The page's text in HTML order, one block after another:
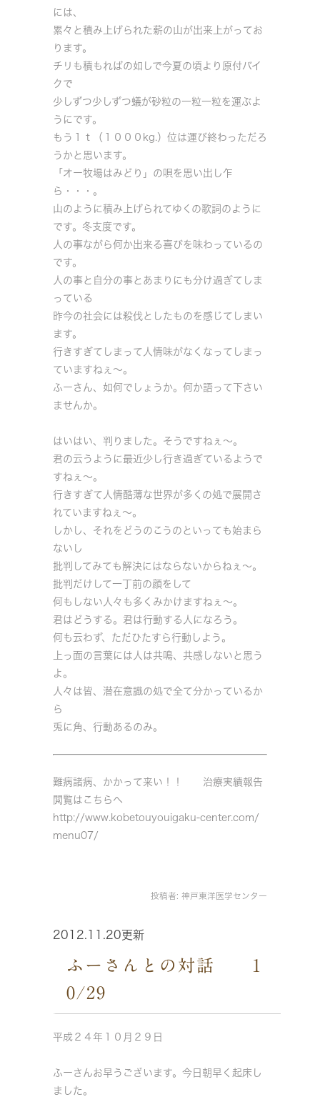
には、
累々と積み上げられた薪の山が出来上がってお
ります。
チリも積もればの如しで今夏の頃より原付バイ
クで
少しずつ少しずつ蟻が砂粒の一粒一粒を運ぶよ
うにです。
もう１ｔ（１０００kg.）位は運び終わっただろ
うかと思います。
「オー牧場はみどり」の唄を思い出し乍
ら・・・。
山のように積み上げられてゆくの歌詞のように
です。冬支度です。
人の事ながら何か出来る喜びを味わっているの
です。
人の事と自分の事とあまりにも分け過ぎてしま
っている
昨今の社会には殺伐としたものを感じてしまい
ます。
行きすぎてしまって人情味がなくなってしまっ
ていますねぇ～。
ふーさん、如何でしょうか。何か語って下さい
ませんか。
はいはい、判りました。そうですねぇ～。
君の云うように最近少し行き過ぎているようで
すねぇ～。
行きすぎて人情酷薄な世界が多くの処で展開さ
れていますねぇ～。
しかし、それをどうのこうのといっても始まら
ないし
批判してみても解決にはならないからねぇ～。
批判だけして一丁前の顔をして
何もしない人々も多くみかけますねぇ～。
君はどうする。君は行動する人になろう。
何も云わず、ただひたすら行動しよう。
上っ面の言葉には人は共鳴、共感しないと思う
よ。
人々は皆、潜在意識の処で全て分かっているか
ら
兎に角、行動あるのみ。
難病諸病、かかって来い！！ 治療実績報告
閲覧はこちらへ
http://www.kobetouyouigaku-center.com/
menu07/
投稿者: 神戸東洋医学センター
2012.11.20更新
ふーさんとの対話 1
0/29
平成２４年１０月２９日
ふーさんお早うございます。今日朝早く起床し
ました。